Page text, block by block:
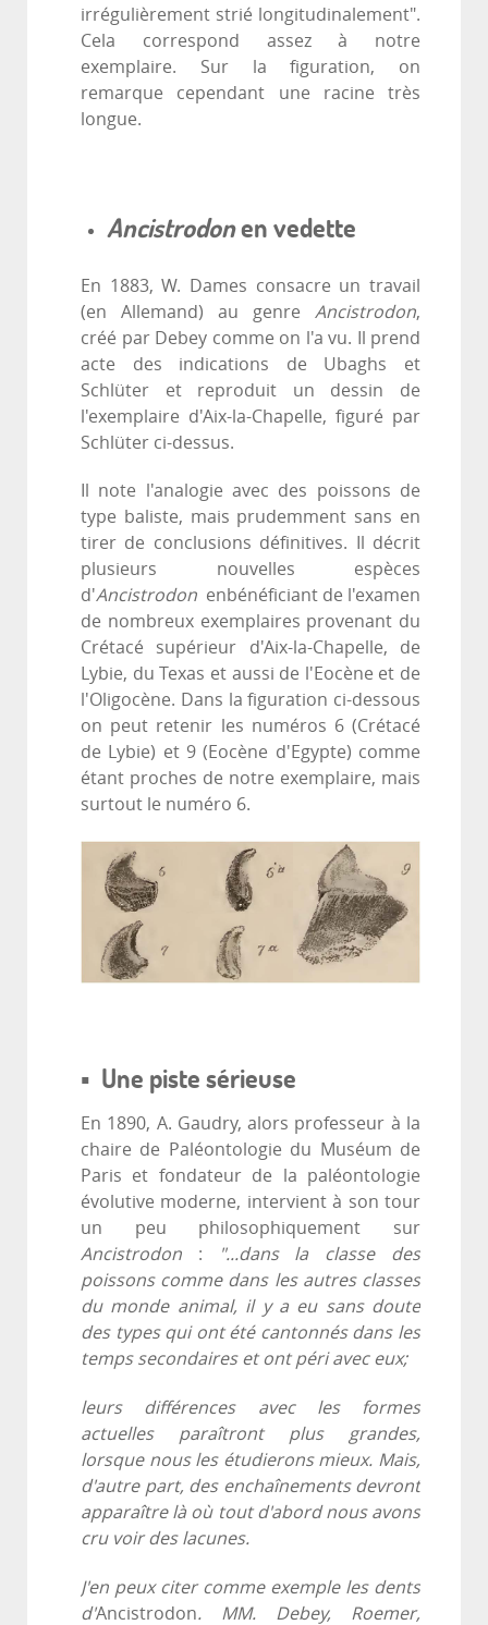
irrégulièrement strié longitudinalement".
Cela correspond assez à notre
exemplaire. Sur la figuration, on
remarque cependant une racine très
longue.
Ancistrodonen vedette
En 1883, W. Dames consacre un travail
(en Allemand) au genre Ancistrodon,
créé par Debey comme on l'a vu. Il prend
acte des indications de Ubaghs et
Schlüter et reproduit un dessin de
l'exemplaire d'Aix-la-Chapelle, figuré par
Schlüter ci-dessus.
Il note l'analogie avec des poissons de
type baliste, mais prudemment sans en
tirer de conclusions définitives. Il décrit
plusieurs nouvelles espèces
d'Ancistrodon enbénéficiant de l'examen
de nombreux exemplaires provenant du
Crétacé supérieur d'Aix-la-Chapelle, de
Lybie, du Texas et aussi de l'Eocène et de
l'Oligocène. Dans la figuration ci-dessous
on peut retenir les numéros 6 (Crétacé
de Lybie) et 9 (Eocène d'Egypte) comme
étant proches de notre exemplaire, mais
surtout le numéro 6.
▪ Une piste sérieuse
En 1890, A. Gaudry, alors professeur à la
chaire de Paléontologie du Muséum de
Paris et fondateur de la paléontologie
évolutive moderne, intervient à son tour
un peu philosophiquement sur
Ancistrodon :
"...dans la classe des
poissons comme dans les autres classes
du monde animal, il y a eu sans doute
des types qui ont été cantonnés dans les
temps secondaires et ont péri avec eux;
leurs différences avec les formes
actuelles paraîtront plus grandes,
lorsque nous les étudierons mieux. Mais,
d'autre part, des enchaînements devront
apparaître là où tout d'abord nous avons
cru voir des lacunes.
J'en peux citer comme exemple les dents
d'Ancistrodon. MM. Debey, Roemer,